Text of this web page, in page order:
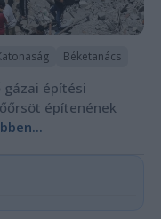
Béketanács
gázai építési
építenének